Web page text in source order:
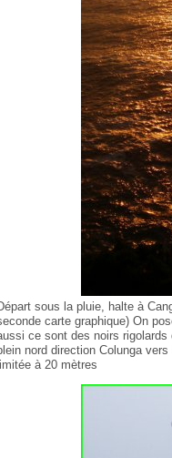
sous la pluie, halte à
carte graphique) On
ce sont des noirs
nord direction Colunga
limitée à 20 mètres